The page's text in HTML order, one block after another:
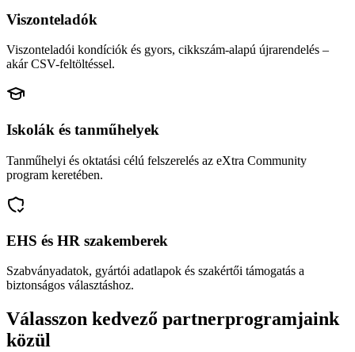
Viszonteladók
Viszonteladói kondíciók és gyors, cikkszám-alapú újrarendelés –
akár CSV-feltöltéssel.
Iskolák és tanműhelyek
Tanműhelyi és oktatási célú felszerelés az eXtra Community
program keretében.
EHS és HR szakemberek
Szabványadatok, gyártói adatlapok és szakértői támogatás a
biztonságos választáshoz.
Válasszon kedvező partnerprogramjaink
közül